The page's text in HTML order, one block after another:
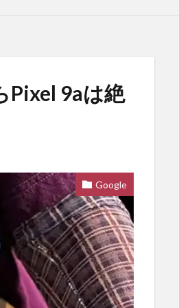
Pixel 9aは絶
Google